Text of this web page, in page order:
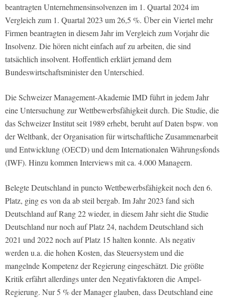
beantragten Unternehmensinsolvenzen im 1. Quartal 2024 im
Vergleich zum 1. Quartal 2023 um 26,5 %. Über ein Viertel mehr
Firmen beantragten in diesem Jahr im Vergleich zum Vorjahr die
Insolvenz. Die hören nicht einfach auf zu arbeiten, die sind
tatsächlich insolvent. Hoffentlich erklärt jemand dem
Bundeswirtschaftsminister den Unterschied.
Die Schweizer Management-Akademie IMD führt in jedem Jahr
eine Untersuchung zur Wettbewerbsfähigkeit durch. Die Studie, die
das Schweizer Institut seit 1989 erhebt, beruht auf Daten bspw. von
der Weltbank, der Organisation für wirtschaftliche Zusammenarbeit
und Entwicklung (OECD) und dem Internationalen Währungsfonds
(IWF). Hinzu kommen Interviews mit ca. 4.000 Managern.
Belegte Deutschland in puncto Wettbewerbsfähigkeit noch den 6.
Platz, ging es von da ab steil bergab. Im Jahr 2023 fand sich
Deutschland auf Rang 22 wieder, in diesem Jahr sieht die Studie
Deutschland nur noch auf Platz 24, nachdem Deutschland sich
2021 und 2022 noch auf Platz 15 halten konnte. Als negativ
werden u.a. die hohen Kosten, das Steuersystem und die
mangelnde Kompetenz der Regierung eingeschätzt. Die größte
Kritik erfährt allerdings unter den Negativfaktoren die Ampel-
Regierung. Nur 5 % der Manager glauben, dass Deutschland eine